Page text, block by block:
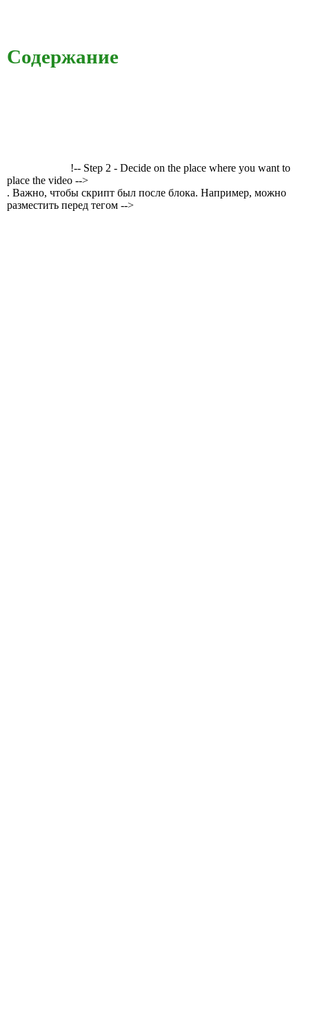
Содержание
!-- Step 2 - Decide on the place where you want to
place the video -->
. Важно, чтобы скрипт был после блока. Например, можно
разместить перед тегом -->